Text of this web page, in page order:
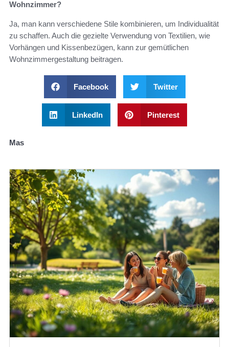
Wohnzimmer?
Ja, man kann verschiedene Stile kombinieren, um Individualität
zu schaffen. Auch die gezielte Verwendung von Textilien, wie
Vorhängen und Kissenbezügen, kann zur gemütlichen
Wohnzimmergestaltung beitragen.
Facebook Twitter
LinkedIn Pinterest
Mas